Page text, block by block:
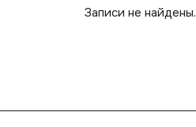
Записи не найдены.